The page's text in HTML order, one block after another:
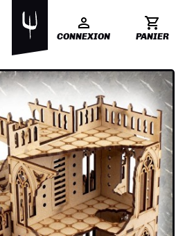
CONNEXION PANIER